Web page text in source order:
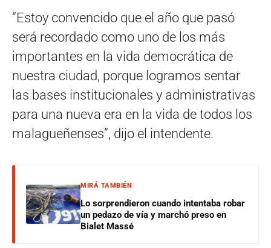
“Estoy convencido que el año que pasó
será recordado como uno de los más
importantes en la vida democrática de
nuestra ciudad, porque logramos sentar
las bases institucionales y administrativas
para una nueva era en la vida de todos los
malagueñenses”, dijo el intendente.
MIRÁ TAMBIÉN
Lo sorprendieron cuando intentaba robar
un pedazo de vía y marchó preso en
Bialet Massé